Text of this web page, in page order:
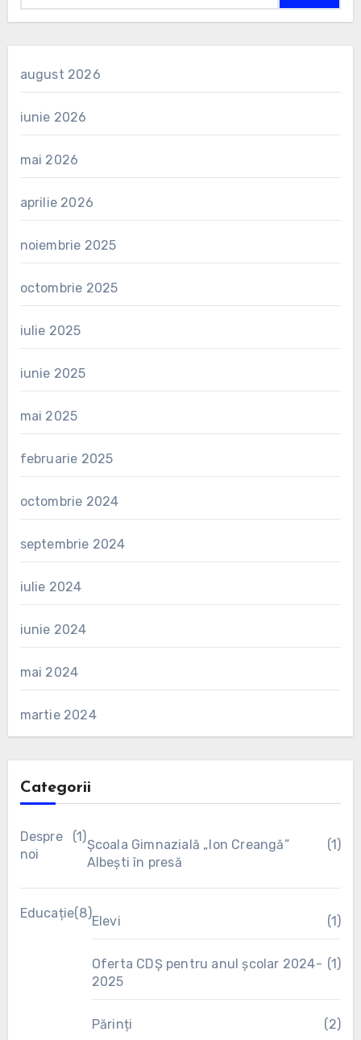
august 2026
iunie 2026
mai 2026
aprilie 2026
noiembrie 2025
octombrie 2025
iulie 2025
iunie 2025
mai 2025
februarie 2025
octombrie 2024
septembrie 2024
iulie 2024
iunie 2024
mai 2024
martie 2024
Categorii
Despre
noi
(1)
Școala Gimnazială „Ion Creangă”
Albești în presă
(1)
Educație(8)
Elevi (1)
Oferta CDȘ pentru anul școlar 2024-
2025
(1)
Părinți (2)